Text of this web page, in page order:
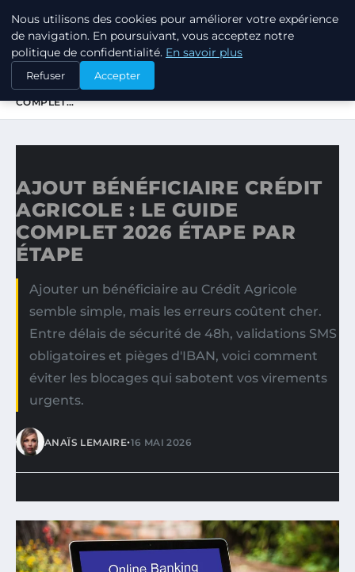
LPO CONSULTING
ACCUEIL
AJOUT BÉNÉFICIAIRE CRÉDIT AGRICOLE : LE GUIDE
COMPLET…
AJOUT BÉNÉFICIAIRE CRÉDIT
AGRICOLE : LE GUIDE
COMPLET 2026 ÉTAPE PAR
ÉTAPE
Ajouter un bénéficiaire au Crédit Agricole
semble simple, mais les erreurs coûtent cher.
Entre délais de sécurité de 48h, validations SMS
obligatoires et pièges d'IBAN, voici comment
éviter les blocages qui sabotent vos virements
urgents.
ANAÏS LEMAIRE•16 MAI 2026
Nous utilisons des cookies pour améliorer votre expérience
de navigation. En poursuivant, vous acceptez notre
politique de confidentialité. En savoir plus
Refuser Accepter